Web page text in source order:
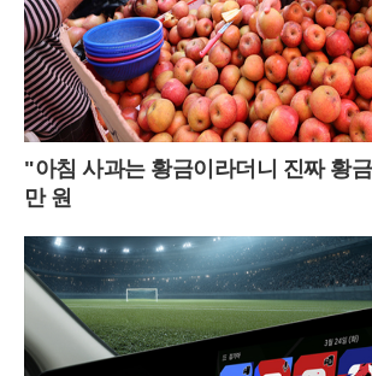
"아침 사과는 황금이라더니 진짜 황
만 원